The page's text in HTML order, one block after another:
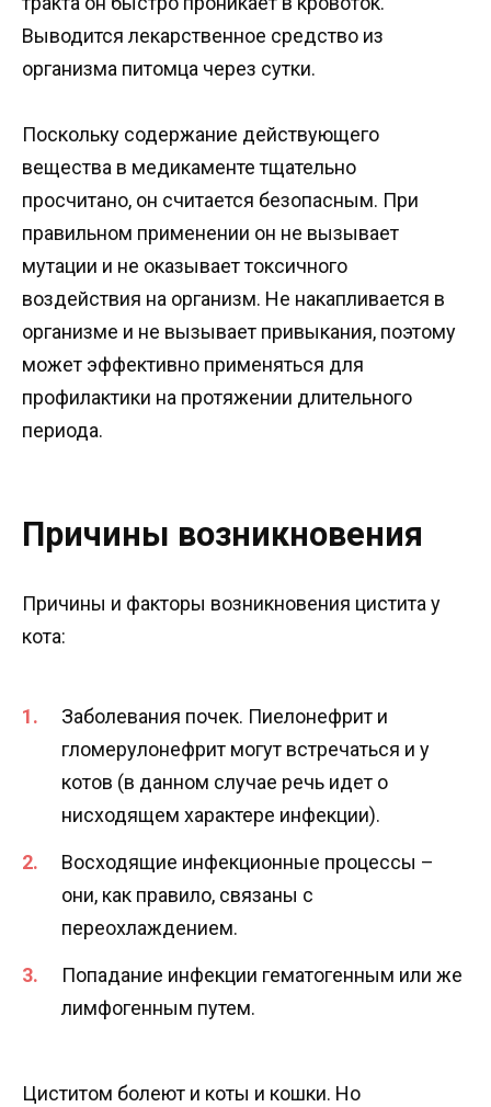
Выводится лекарственное средство из
организма питомца через сутки.
Поскольку содержание действующего
вещества в медикаменте тщательно
просчитано, он считается безопасным. При
правильном применении он не вызывает
мутации и не оказывает токсичного
воздействия на организм. Не накапливается в
организме и не вызывает привыкания, поэтому
может эффективно применяться для
профилактики на протяжении длительного
периода.
Причины возникновения
Причины и факторы возникновения цистита у
кота:
Заболевания почек. Пиелонефрит и
гломерулонефрит могут встречаться и у
котов (в данном случае речь идет о
нисходящем характере инфекции).
Восходящие инфекционные процессы –
они, как правило, связаны с
переохлаждением.
Попадание инфекции гематогенным или же
лимфогенным путем.
Циститом болеют и коты и кошки. Но